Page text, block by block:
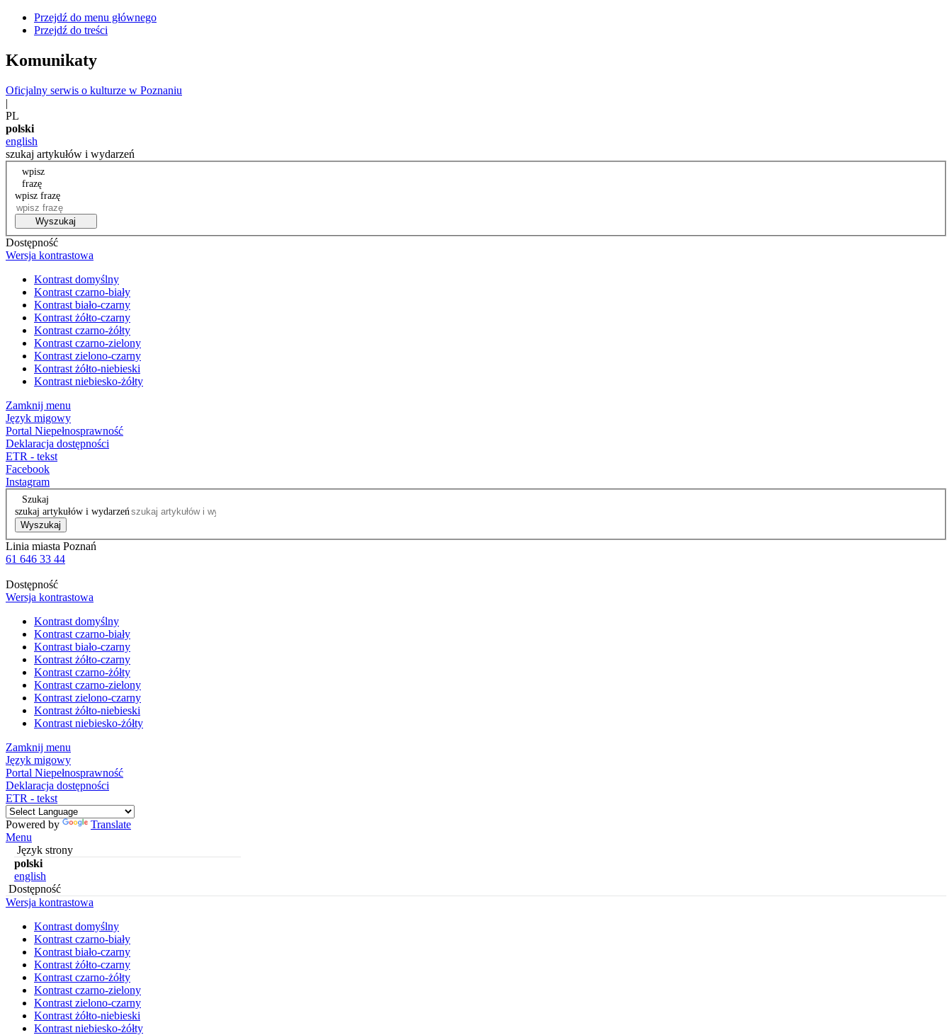
Przejdź do menu głównego
Przejdź do treści
Komunikaty
Oficjalny serwis o kulturze w Poznaniu
|
PL
polski
english
szukaj artykułów i wydarzeń
wpisz
frazę
wpisz frazę
Wyszukaj
Dostępność
Wersja kontrastowa
Kontrast domyślny
Kontrast czarno-biały
Kontrast biało-czarny
Kontrast żółto-czarny
Kontrast czarno-żółty
Kontrast czarno-zielony
Kontrast zielono-czarny
Kontrast żółto-niebieski
Kontrast niebiesko-żółty
Zamknij menu
Język migowy
Portal Niepełnosprawność
Deklaracja dostępności
ETR - tekst
Facebook
Instagram
Szukaj
szukaj artykułów i wydarzeń
Wyszukaj
Linia miasta Poznań
61 646 33 44
Dostępność
Wersja kontrastowa
Kontrast domyślny
Kontrast czarno-biały
Kontrast biało-czarny
Kontrast żółto-czarny
Kontrast czarno-żółty
Kontrast czarno-zielony
Kontrast zielono-czarny
Kontrast żółto-niebieski
Kontrast niebiesko-żółty
Zamknij menu
Język migowy
Portal Niepełnosprawność
Deklaracja dostępności
ETR - tekst
Powered by
Translate
Menu
Język strony
polski
english
Dostępność
Wersja kontrastowa
Kontrast domyślny
Kontrast czarno-biały
Kontrast biało-czarny
Kontrast żółto-czarny
Kontrast czarno-żółty
Kontrast czarno-zielony
Kontrast zielono-czarny
Kontrast żółto-niebieski
Kontrast niebiesko-żółty